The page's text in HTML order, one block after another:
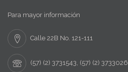
Para mayor información
Calle 22B No. 121-111
(57) (2) 3731543, (57) (2) 3733026